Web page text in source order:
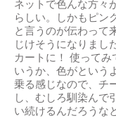
ネットで色んな方々
らしい。しかもピン
と言うのが伝わって
じけそうになりまし
カートに！ 使って
いうか、色がという
乗る感じなので、チ
し、むしろ馴染んで
い続けるんだろうな